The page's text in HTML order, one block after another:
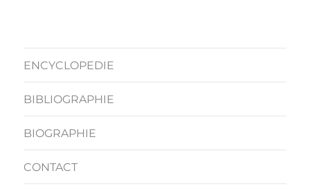
ENCYCLOPEDIE
BIBLIOGRAPHIE
BIOGRAPHIE
CONTACT